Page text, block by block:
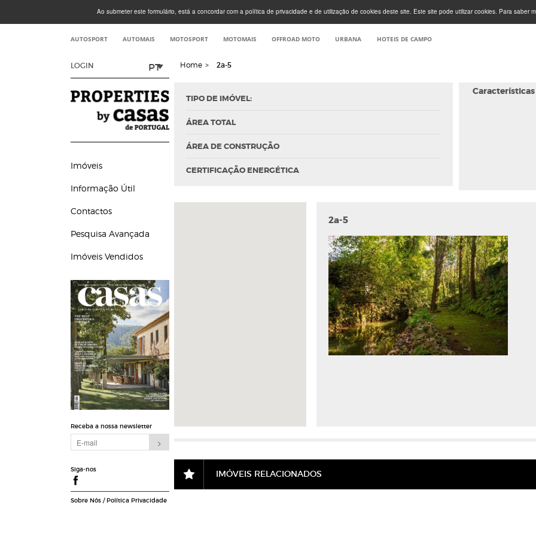
Ao submeter este formulário, está a concordar com a política de privacidade e de utilização de cookies deste site. Este site pode utilizar cookies. Para saber
AUTOSPORT AUTOMAIS MOTOSPORT MOTOMAIS OFFROAD MOTO URBANA HOTEIS DE CAMPO
LOGIN PT
Imóveis
Informação Útil
Contactos
Pesquisa Avançada
Imóveis Vendidos
Receba a nossa newsletter
Siga-nos
Sobre Nós/ Política Privacidade
Home > 2a-5
TIPO DE IMÓVEL:
ÁREA TOTAL
ÁREA DE CONSTRUÇÃO
CERTIFICAÇÃO ENERGÉTICA
Características
2a-5
IMÓVEIS RELACIONADOS